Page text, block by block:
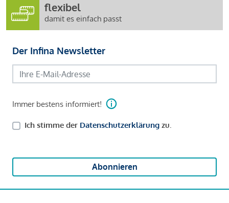
flexibel
damit es einfach passt
Der Infina Newsletter
Immer bestens informiert!
Ich stimme der Datenschutzerklärung zu.
Abonnieren